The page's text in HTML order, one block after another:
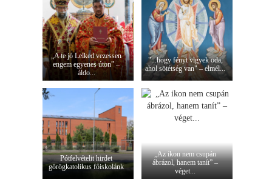
„A te jó Lelked vezessen
engem egyenes úton” –
áldo...
"...hogy fényt vigyek oda,
ahol sötétség van" – elmél...
Pótfelvételit hirdet
görögkatolikus főiskolánk
„Az ikon nem csupán
ábrázol, hanem tanít” –
véget...